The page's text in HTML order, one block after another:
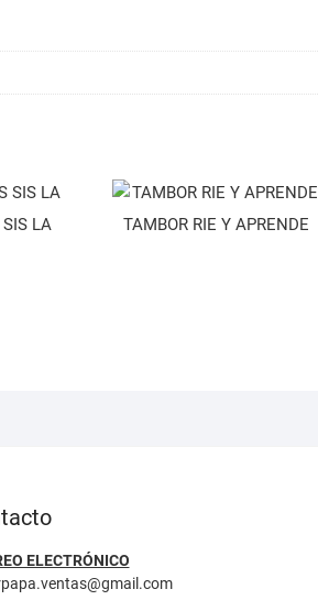
SIS LA
TAMBOR RIE Y APRENDE
ELECTRÓNICO